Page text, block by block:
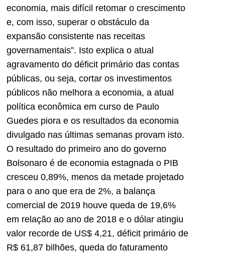
economia, mais difícil retomar o crescimento
e, com isso, superar o obstáculo da
expansão consistente nas receitas
governamentais”. Isto explica o atual
agravamento do déficit primário das contas
públicas, ou seja, cortar os investimentos
públicos não melhora a economia, a atual
política econômica em curso de Paulo
Guedes piora e os resultados da economia
divulgado nas últimas semanas provam isto.
O resultado do primeiro ano do governo
Bolsonaro é de economia estagnada o PIB
cresceu 0,89%, menos da metade projetado
para o ano que era de 2%, a balança
comercial de 2019 houve queda de 19,6%
em relação ao ano de 2018 e o dólar atingiu
valor recorde de US$ 4,21, déficit primário de
R$ 61,87 bilhões, queda do faturamento